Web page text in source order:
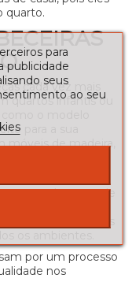
quarto.
cada vez mais
quartos infantis ou
o modelo
para a sua
móveis de madeira,
mais colonial.
ampla gama de
audaciosos para
por um processo
nos
para
publicidade
seus
ao seu